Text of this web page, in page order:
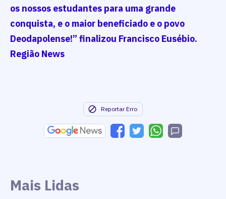
os nossos estudantes para uma grande
conquista, e o maior beneficiado e o povo
Deodapolense!” finalizou Francisco Eusébio.
Região News
Reportar Erro
Mais Lidas